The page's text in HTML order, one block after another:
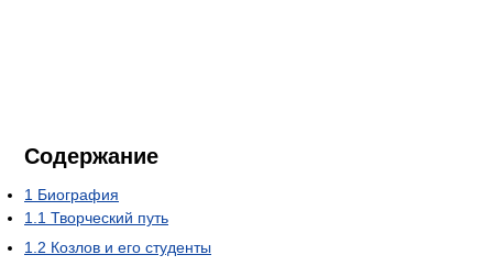
Содержание
1 Биография
1.1 Творческий путь
1.2 Козлов и его студенты